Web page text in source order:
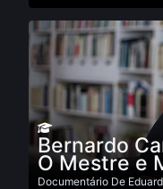
Bernardo
O Mestre e
Documentário De